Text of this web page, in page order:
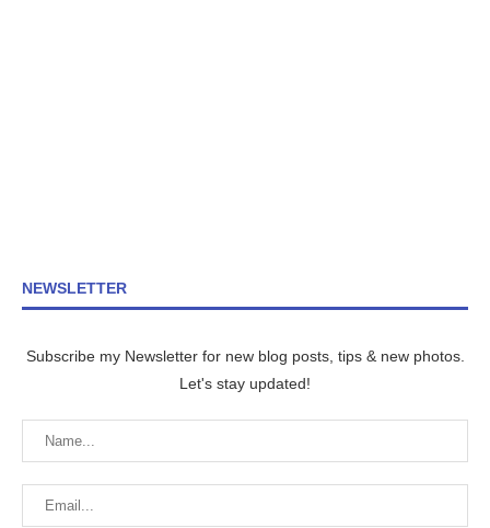
NEWSLETTER
Subscribe my Newsletter for new blog posts, tips & new photos.
Let's stay updated!